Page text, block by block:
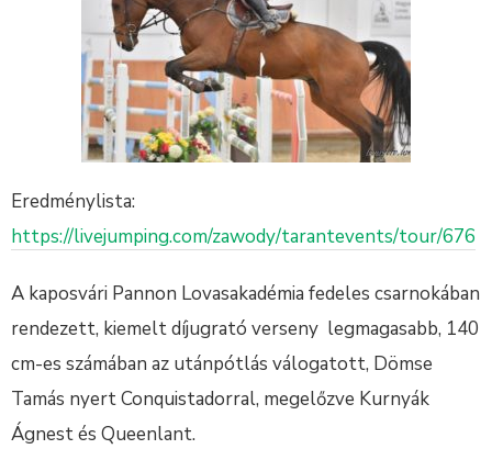
Eredménylista:
https://livejumping.com/zawody/tarantevents/tour/676
A kaposvári Pannon Lovasakadémia fedeles csarnokában
rendezett, kiemelt díjugrató verseny legmagasabb, 140
cm-es számában az utánpótlás válogatott, Dömse
Tamás nyert Conquistadorral, megelőzve Kurnyák
Ágnest és Queenlant.